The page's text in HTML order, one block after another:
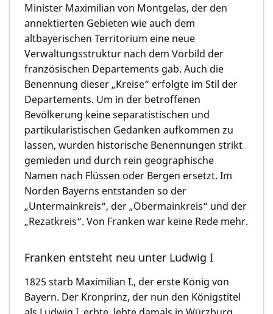
Minister Maximilian von Montgelas, der den
annektierten Gebieten wie auch dem
altbayerischen Territorium eine neue
Verwaltungsstruktur nach dem Vorbild der
französischen Departements gab. Auch die
Benennung dieser „Kreise“ erfolgte im Stil der
Departements. Um in der betroffenen
Bevölkerung keine separatistischen und
partikularistischen Gedanken aufkommen zu
lassen, wurden historische Benennungen strikt
gemieden und durch rein geographische
Namen nach Flüssen oder Bergen ersetzt. Im
Norden Bayerns entstanden so der
„Untermainkreis“, der „Obermainkreis“ und der
„Rezatkreis“. Von Franken war keine Rede mehr.
Franken entsteht neu unter Ludwig I
1825 starb Maximilian I., der erste König von
Bayern. Der Kronprinz, der nun den Königstitel